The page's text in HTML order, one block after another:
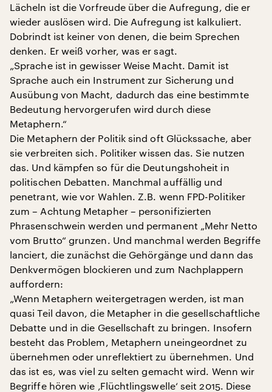
Lächeln ist die Vorfreude über die Aufregung, die er
wieder auslösen wird. Die Aufregung ist kalkuliert.
Dobrindt ist keiner von denen, die beim Sprechen
denken. Er weiß vorher, was er sagt.
„Sprache ist in gewisser Weise Macht. Damit ist
Sprache auch ein Instrument zur Sicherung und
Ausübung von Macht, dadurch das eine bestimmte
Bedeutung hervorgerufen wird durch diese
Metaphern.“
Die Metaphern der Politik sind oft Glückssache, aber
sie verbreiten sich. Politiker wissen das. Sie nutzen
das. Und kämpfen so für die Deutungshoheit in
politischen Debatten. Manchmal auffällig und
penetrant, wie vor Wahlen. Z.B. wenn FPD-Politiker
zum – Achtung Metapher – personifizierten
Phrasenschwein werden und permanent „Mehr Netto
vom Brutto“ grunzen. Und manchmal werden Begriffe
lanciert, die zunächst die Gehörgänge und dann das
Denkvermögen blockieren und zum Nachplappern
auffordern:
„Wenn Metaphern weitergetragen werden, ist man
quasi Teil davon, die Metapher in die gesellschaftliche
Debatte und in die Gesellschaft zu bringen. Insofern
besteht das Problem, Metaphern uneingeordnet zu
übernehmen oder unreflektiert zu übernehmen. Und
das ist es, was viel zu selten gemacht wird. Wenn wir
Begriffe hören wie ‚Flüchtlingswelle‘ seit 2015. Diese